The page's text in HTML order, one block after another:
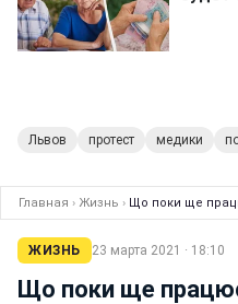
Львов протест медики
Главная › Жизнь › Що поки ще
ЖИЗНЬ 23 марта 2021 · 18:10
Що поки ще